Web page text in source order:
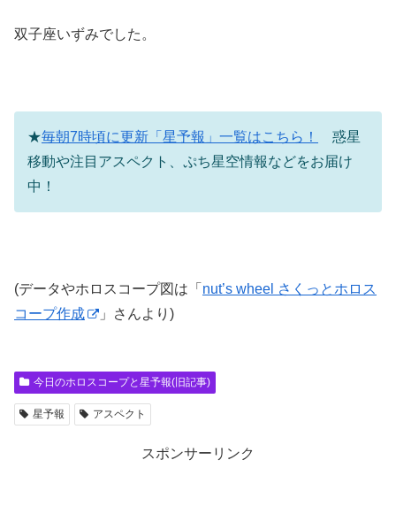
双子座いずみでした。
★毎朝7時頃に更新「星予報」一覧はこちら！
惑星
移動や注目アスペクト、ぷち星空情報などをお届け
中！
(データやホロスコープ図は「 nut’s wheel さくっとホロス
コープ作成
」さんより)
今日のホロスコープと星予報(旧記事)
星予報 アスペクト
スポンサーリンク